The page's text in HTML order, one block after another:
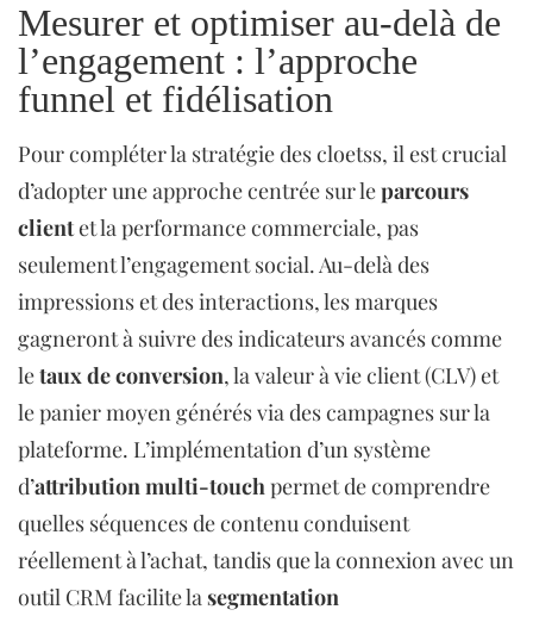
Mesurer et optimiser au-delà de
l’engagement : l’approche
funnel et fidélisation
Pour compléter la stratégie des cloetss, il est crucial
d’adopter une approche centrée sur leparcours
clientet la performance commerciale, pas
seulement l’engagement social. Au-delà des
impressions et des interactions, les marques
gagneront à suivre des indicateurs avancés comme
letaux de conversion, la valeur à vie client (CLV) et
le panier moyen générés via des campagnes sur la
plateforme. L’implémentation d’un système
d’attribution multi-touchpermet de comprendre
quelles séquences de contenu conduisent
réellement à l’achat, tandis que la connexion avec un
outil CRM facilite lasegmentation